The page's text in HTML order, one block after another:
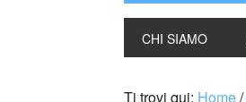
CHI SIAMO
Ti trovi qui: Home/